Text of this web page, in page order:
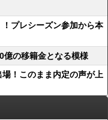
！プレシーズン参加から本
億の移籍金となる模様
場！このまま内定の声が上